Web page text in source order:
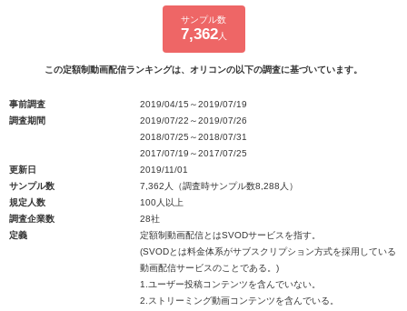
サンプル数
7,362人
この定額制動画配信ランキングは、オリコンの以下の調査に基づいています。
事前調査
2019/04/15～2019/07/19
調査期間
2019/07/22～2019/07/26
2018/07/25～2018/07/31
2017/07/19～2017/07/25
更新日
2019/11/01
サンプル数
7,362人（調査時サンプル数8,288人）
規定人数
100人以上
調査企業数
28社
定義
定額制動画配信とはSVODサービスを指す。
(SVODとは料金体系がサブスクリプション方式を採用している
動画配信サービスのことである。)
1.ユーザー投稿コンテンツを含んでいない。
2.ストリーミング動画コンテンツを含んでいる。